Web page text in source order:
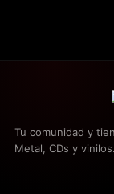
Tu comunidad y
Metal, CDs y vinilos.